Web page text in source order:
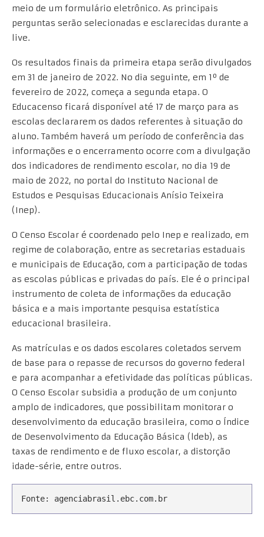
meio de um formulário eletrônico. As principais
perguntas serão selecionadas e esclarecidas durante a
live.
Os resultados finais da primeira etapa serão divulgados
em 31 de janeiro de 2022. No dia seguinte, em 1º de
fevereiro de 2022, começa a segunda etapa. O
Educacenso ficará disponível até 17 de março para as
escolas declararem os dados referentes à situação do
aluno. Também haverá um período de conferência das
informações e o encerramento ocorre com a divulgação
dos indicadores de rendimento escolar, no dia 19 de
maio de 2022, no portal do Instituto Nacional de
Estudos e Pesquisas Educacionais Anísio Teixeira
(Inep).
O Censo Escolar é coordenado pelo Inep e realizado, em
regime de colaboração, entre as secretarias estaduais
e municipais de Educação, com a participação de todas
as escolas públicas e privadas do país. Ele é o principal
instrumento de coleta de informações da educação
básica e a mais importante pesquisa estatística
educacional brasileira.
As matrículas e os dados escolares coletados servem
de base para o repasse de recursos do governo federal
e para acompanhar a efetividade das políticas públicas.
O Censo Escolar subsidia a produção de um conjunto
amplo de indicadores, que possibilitam monitorar o
desenvolvimento da educação brasileira, como o Índice
de Desenvolvimento da Educação Básica (ldeb), as
taxas de rendimento e de fluxo escolar, a distorção
idade-série, entre outros.
Fonte: agenciabrasil.ebc.com.br